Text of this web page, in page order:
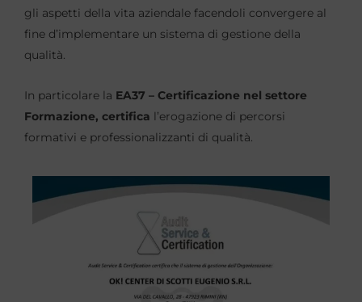
gli aspetti della vita aziendale facendoli convergere al
fine d’implementare un sistema di gestione della
qualità.
In particolare la EA37 – Certificazione nel settore
Formazione, certifica l’erogazione di percorsi
formativi e professionalizzanti di qualità.